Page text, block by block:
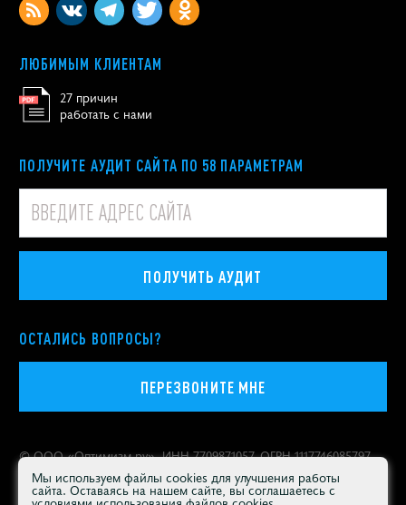
ЛЮБИМЫМ КЛИЕНТАМ
27 причин
работать с нами
ПОЛУЧИТЕ АУДИТ САЙТА ПО 58 ПАРАМЕТРАМ
ПОЛУЧИТЬ АУДИТ
ОСТАЛИСЬ ВОПРОСЫ?
ПЕРЕЗВОНИТЕ МНЕ
© ООО «Оптимизм.ру», ИНН 7709871057, ОГРН 1117746085797
Политика конфиденциальности персональных данных
Москва,Покровский бульвар, 4/17, строение 3
Мы используем файлы cookies для улучшения работы
сайта. Оставаясь на нашем сайте, вы соглашаетесь с